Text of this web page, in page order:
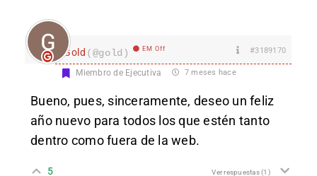
Gold (@gold) EM Off #3189170
Miembro de Ejecutiva 7 meses hace
Bueno, pues, sinceramente, deseo un feliz
año nuevo para todos los que estén tanto
dentro como fuera de la web.
5 Ver respuestas(1)